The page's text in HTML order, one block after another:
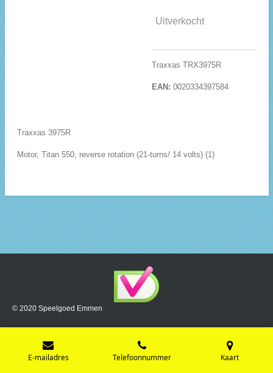
Uitverkocht
Traxxas TRX3975R
EAN: 0020334397584
Traxxas 3975R
Motor, Titan 550, reverse rotation (21-turns/ 14 volts) (1)
© 2020 Speelgoed Emmen
E-mailadres Telefoonnummer Kaart